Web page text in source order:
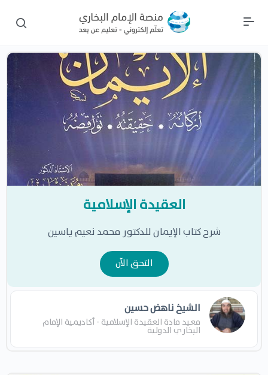
العقيدة الإسلامية
شرح كتاب الإيمان للدكتور محمد نعيم ياسين
التحق الآن
الشيخ ناهض حسين
معيد مادة العقيدة الإسلامية - أكاديمية الإمام
البخاري الدولية